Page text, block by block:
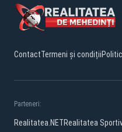
ContactTermeni și condiții
Parteneri:
Realitatea.NETRealitatea